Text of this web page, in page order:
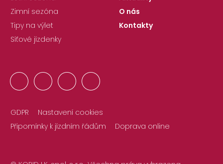
Zimní sezóna
Tipy na výlet
Síťové jízdenky
O nás
Kontakty
GDPR
Nastavení cookies
Připomínky k jízdním řádům
Doprava online